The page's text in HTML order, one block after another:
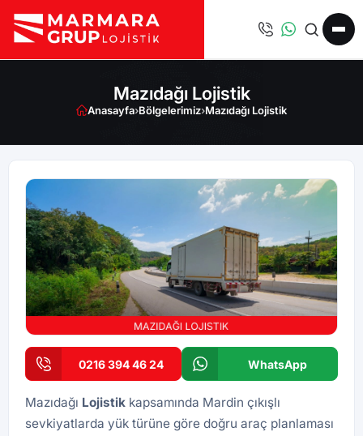
Mazıdağı Lojistik
Anasayfa›Bölgelerimiz›Mazıdağı Lojistik
0216 394 46 24 WhatsApp
Mazıdağı Lojistik kapsamında Mardin çıkışlı
sevkiyatlarda yük türüne göre doğru araç planlaması